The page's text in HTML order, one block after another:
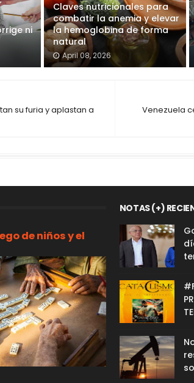
ni
Claves nutricionales para
combatir la anemia y elevar
la hemoglobina de forma
natural
April 08, 2026
Venezuela
su furia y aplastan a
de niños y el
NOTAS (+)